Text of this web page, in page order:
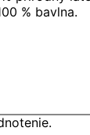
% bavlna.